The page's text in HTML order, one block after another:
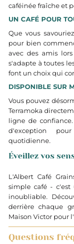
caféinée fraîche et
UN CAFÉ POUR
Que vous
pour bien
avec des amis
s'adapte à toutes
font un choix qui
DISPONIBLE SUR
Vous pouvez
Terramoka
ligne de
d'exception
quotidienne.
Éveillez vos
L'Albert Café
simple café - c'est
inoubliable.
derrière chaque
Maison Victor pour
Questions